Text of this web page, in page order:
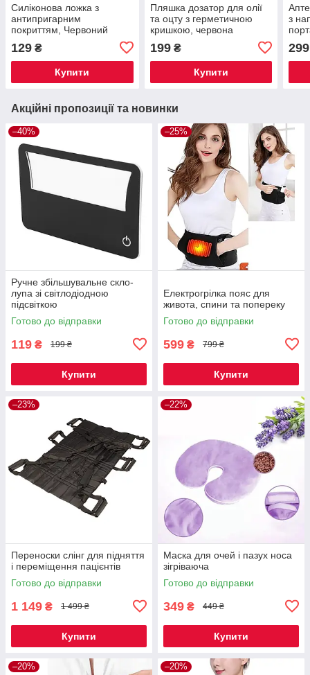
Силіконова ложка з
антипригарним
покриттям, Червоний
129 ₴
Купити
Пляшка дозатор для олії
та оцту з герметичною
кришкою, червона
199₴
Купити
з
299
Акційні пропозиції та новинки
–40%
Ручне збільшувальне скло-
лупа зі світлодіодною
підсвіткою
Готово до відправки
119 ₴ 199 ₴
Купити
–25%
Електрогрілка пояс для
живота, спини та попереку
Готово до відправки
599 ₴ 799 ₴
Купити
–23%
Переноски слінг для підняття
і переміщення пацієнтів
Готово до відправки
1 149 ₴ 1 499 ₴
Купити
–22%
Маска для очей і пазух носа
зігріваюча
Готово до відправки
349 ₴ 449 ₴
Купити
–20% –20%